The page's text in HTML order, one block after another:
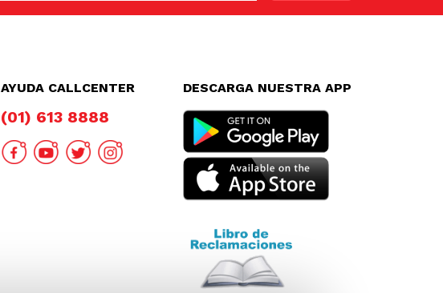
AYUDA CALLCENTER
(01) 613 8888
DESCARGA NUESTRA APP